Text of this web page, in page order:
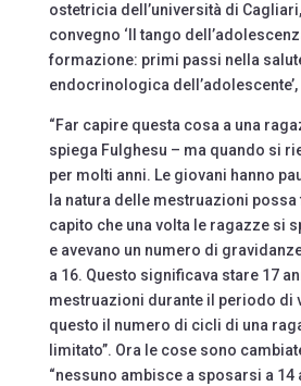
ostetricia dell’università di
convegno ‘Il tango
formazione: primi passi nella
endocrinologica
“Far capire questa cosa a una
spiega Fulghesu – ma quando si
per molti anni. Le giovani hanno
la natura delle mestruazioni possa
capito che una volta le ragazze si
e avevano un numero di
a 16. Questo significava stare 17
mestruazioni durante il periodo di
questo il numero di cicli di una
limitato”. Ora le cose sono
“nessuno ambisce a sposarsi a 14